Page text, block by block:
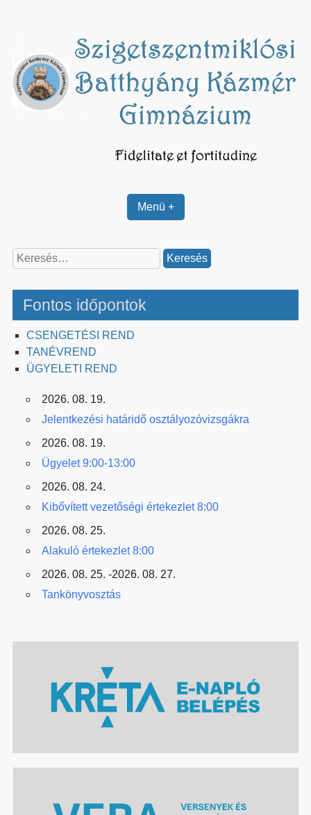
Menü +
Keresés:
Fontos időpontok
CSENGETÉSI REND
TANÉVREND
ÜGYELETI REND
2026. 08. 19.
Jelentkezési határidő osztályozóvizsgákra
2026. 08. 19.
Ügyelet 9:00-13:00
2026. 08. 24.
Kibővített vezetőségi értekezlet 8:00
2026. 08. 25.
Alakuló értekezlet 8:00
2026. 08. 25. -2026. 08. 27.
Tankönyvosztás